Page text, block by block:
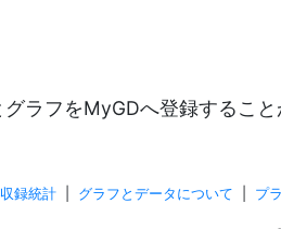
ラフをMyGDへ登録すること
収録統計 グラフとデータについて プ